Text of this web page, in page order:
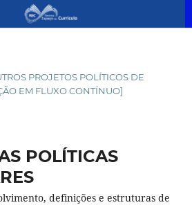
PROJETOS POLÍTICOS DE
EM FLUXO CONTÍNUO]
POLÍTICAS
definições e estruturas de